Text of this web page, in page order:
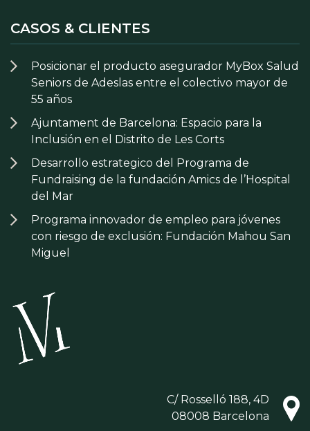
CASOS & CLIENTES
Posicionar el producto asegurador MyBox Salud
Seniors de Adeslas entre el colectivo mayor de
55 años
Ajuntament de Barcelona: Espacio para la
Inclusión en el Distrito de Les Corts
Desarrollo estrategico del Programa de
Fundraising de la fundación Amics de l’Hospital
del Mar
Programa innovador de empleo para jóvenes
con riesgo de exclusión: Fundación Mahou San
Miguel
C/ Rosselló 188, 4D
08008 Barcelona